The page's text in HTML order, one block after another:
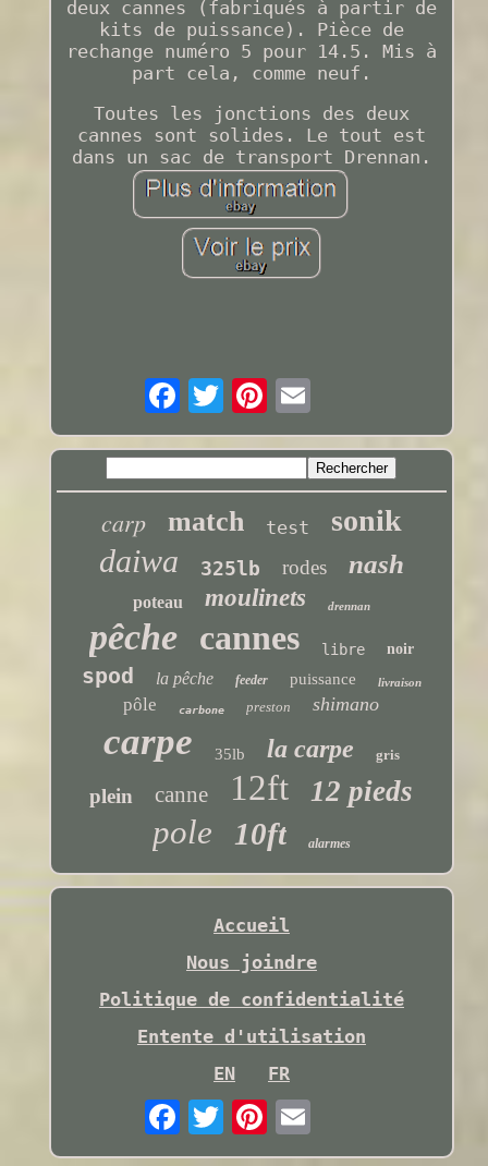
deux cannes (fabriqués à partir de
kits de puissance). Pièce de
rechange numéro 5 pour 14.5. Mis à
part cela, comme neuf.
Toutes les jonctions des deux
cannes sont solides. Le tout est
dans un sac de transport Drennan.
carp match test sonik
daiwa 325lb rodes nash
poteau moulinets drennan
pêche cannes libre noir
spod la pêche feeder puissance livraison
pôle carbone preston shimano
carpe 35lb la carpe gris
plein canne 12ft 12 pieds
pole 10ft alarmes
Accueil
Nous joindre
Politique de confidentialité
Entente d'utilisation
EN
FR